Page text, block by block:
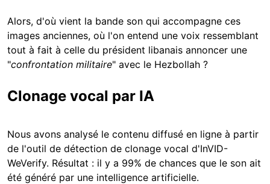
Alors, d'où vient la bande son qui accompagne ces
images anciennes, où l'on entend une voix ressemblant
tout à fait à celle du président libanais annoncer une
"confrontation militaire" avec le Hezbollah ?
Clonage vocal par IA
Nous avons analysé le contenu diffusé en ligne à partir
de l'outil de détection de clonage vocal d'InVID-
WeVerify. Résultat : il y a 99% de chances que le son ait
été généré par une intelligence artificielle.